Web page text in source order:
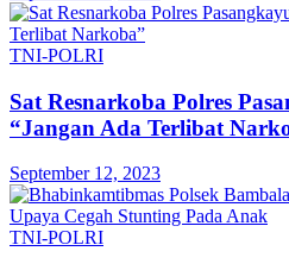
TNI-POLRI
Sat Resnarkoba Polres
“Jangan Ada Terlibat
September 12, 2023
TNI-POLRI